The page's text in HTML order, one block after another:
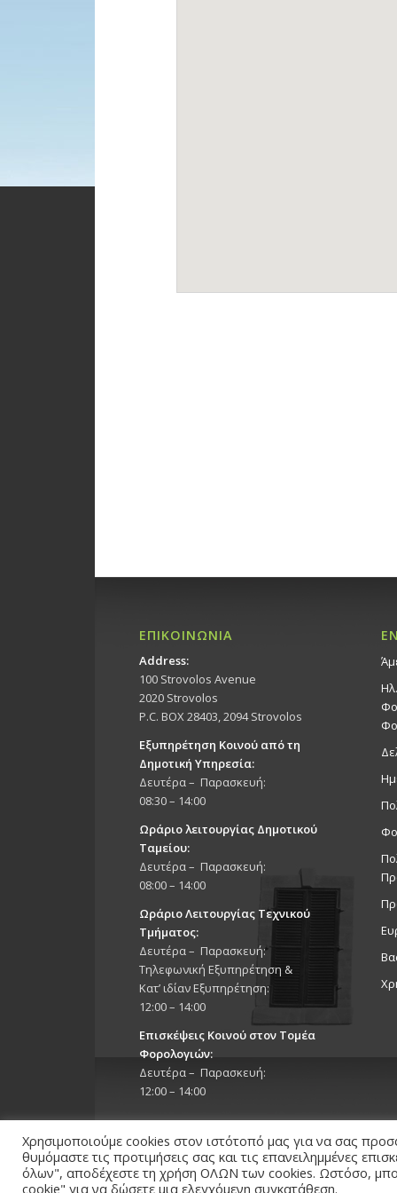
ΕΠΙΚΟΙΝΩΝΙΑ
Address:
100 Strovolos Avenue
2020 Strovolos
P.C. BOX 28403, 2094 Strovolos
Εξυπηρέτηση Κοινού από τη
Δημοτική Υπηρεσία:
Δευτέρα – Παρασκευή:
08:30 – 14:00
Ωράριο λειτουργίας Δημοτικού
Ταμείου:
Δευτέρα – Παρασκευή:
08:00 – 14:00
Ωράριο Λειτουργίας Τεχνικού
Τμήματος:
Δευτέρα – Παρασκευή:
Τηλεφωνική Εξυπηρέτηση &
Κατ’ ιδίαν Εξυπηρέτηση:
12:00 – 14:00
Επισκέψεις Κοινού στον Τομέα
Φορολογιών:
Δευτέρα – Παρασκευή:
12:00 – 14:00
Copyright 2026 © Δήμος Στροβόλου, All Rights
Χρησιμοποιούμε cookies στον ιστότοπό μας για να σας
θυμόμαστε τις προτιμήσεις σας και τις επανειλημμένες
όλων", αποδέχεστε τη χρήση ΟΛΩΝ των cookies. Ωστόσο,
cookie" για να δώσετε μια ελεγχόμενη συγκατάθεση.